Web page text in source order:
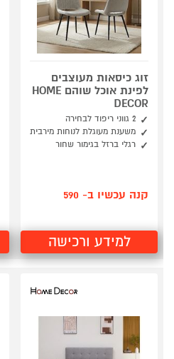
זוג כיסאות מעוצבים
לפינת אוכל שוהם HOME
DECOR
2 גווני ריפוד לבחירה
משענת מעוגלת לנוחות מירבית
רגלי ברזל בגימור שחור
קנה עכשיו ב- 590
למידע ורכישה